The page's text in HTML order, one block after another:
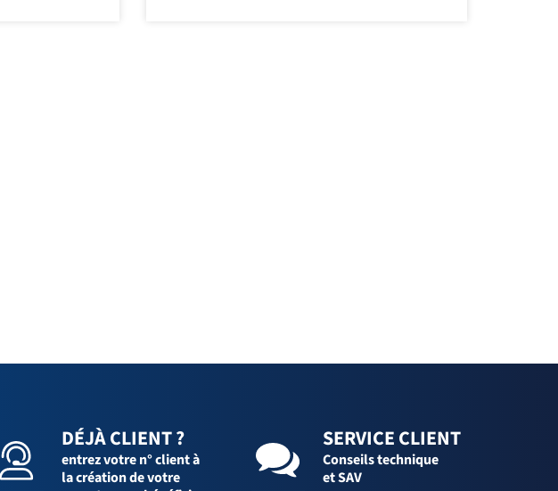
DÉJÀ CLIENT ?
entrez votre n° client à
la création de votre
SERVICE CLIENT
Conseils technique
et SAV